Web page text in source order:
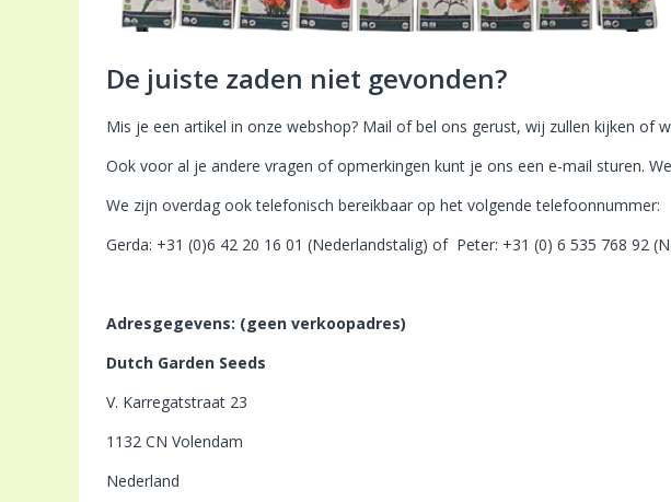
De juiste zaden niet gevonden?
Mis je een artikel in onze webshop? Mail of bel ons gerust, wij zullen kijken of
Ook voor al je andere vragen of opmerkingen kunt je ons een e-mail sturen.
We zijn overdag ook telefonisch bereikbaar op het volgende telefoonnummer:
Gerda: +31 (0)6 42 20 16 01 (Nederlandstalig) of Peter: +31 (0) 6 535 768 92
Adresgegevens: (geen verkoopadres)
Dutch Garden Seeds
V. Karregatstraat 23
1132 CN Volendam
Nederland